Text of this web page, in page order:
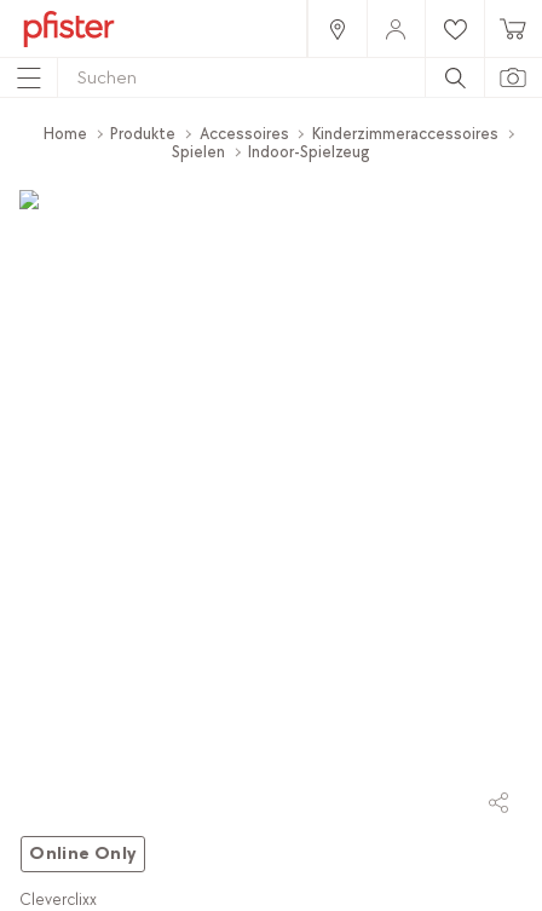
Home Produkte Accessoires
Kinderzimmeraccessoires
Spielen
Indoor-Spielzeug
Online Only
Cleverclixx